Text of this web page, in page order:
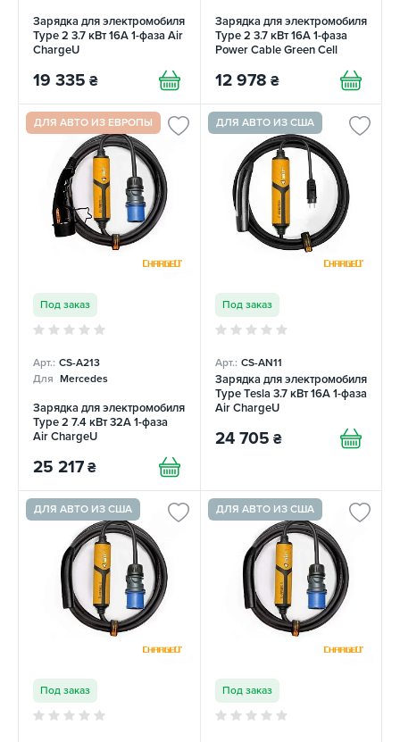
Зарядка для электромобиля
Type 2 3.7 кВт 16А 1-фаза Air
ChargeU
19 335 ₴
Зарядка для электромобиля
Type 2 3.7 кВт 16А 1-фаза
Power Cable Green Cell
12 978 ₴
ДЛЯ АВТО ИЗ ЕВРОПЫ
Под заказ
Арт.: CS-A213
Для Mercedes
Зарядка для электромобиля
Type 2 7.4 кВт 32А 1-фаза
Air ChargeU
25 217 ₴
ДЛЯ АВТО ИЗ США
Под заказ
Арт.: CS-AN11
Зарядка для электромобиля
Type Tesla 3.7 кВт 16А 1-фаза
Air ChargeU
24 705 ₴
ДЛЯ АВТО ИЗ США
Под заказ
ДЛЯ АВТО ИЗ США
Под заказ